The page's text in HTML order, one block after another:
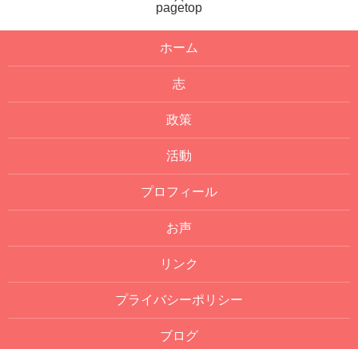
pagetop
ホーム
志
政策
活動
プロフィール
お声
リンク
プライバシーポリシー
ブログ